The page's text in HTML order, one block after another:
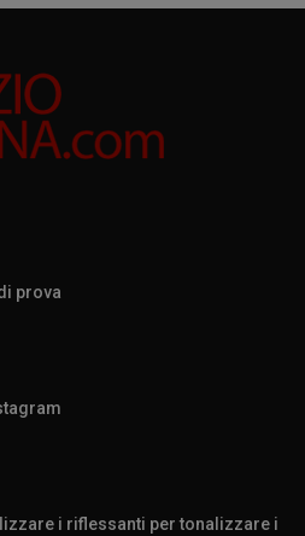
prova
i riflessanti per tonalizzare i